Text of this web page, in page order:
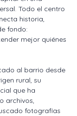
Todo el centro
historia,
fondo:
mejor quiénes
al barrio desde
rural, su
que ha
archivos,
fotografías